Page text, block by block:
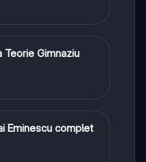
Teorie Gimnaziu
Eminescu complet